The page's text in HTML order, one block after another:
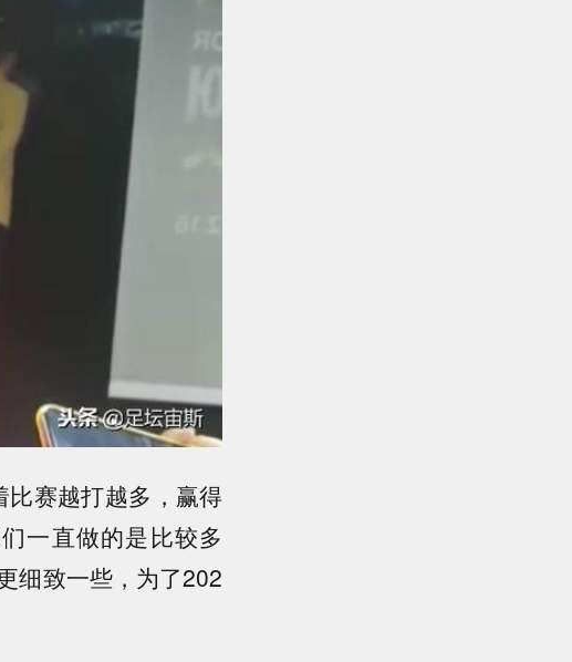
比赛越打越多，赢得
一直做的是比较多
细致一些，为了202